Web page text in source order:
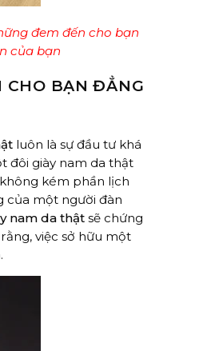
đem đến cho bạn
của bạn
CHO BẠN ĐẲNG
luôn là sự đầu tư khá
đôi giày nam da thật
kém phần lịch
của một người đàn
nam da thật sẽ chứng
việc sở hữu một